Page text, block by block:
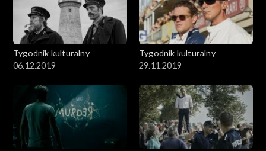
Tygodnik kulturalny
06.12.2019
Tygodnik kulturalny
29.11.2019